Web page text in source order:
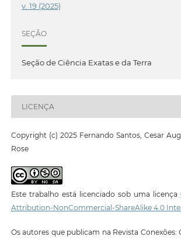
v. 19 (2025)
SEÇÃO
Seção de Ciência Exatas e da Terra
LICENÇA
Copyright (c) 2025 Fernando Santos, Cesar
Rose
Este trabalho está licenciado sob uma licença
Attribution-NonCommercial-ShareAlike 4.0
Os autores que publicam na Revista Conexões: